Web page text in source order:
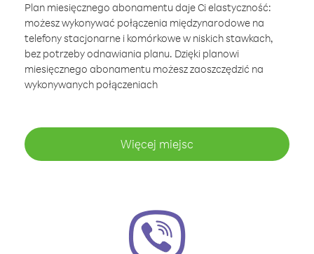
Plan miesięcznego abonamentu daje Ci elastyczność:
możesz wykonywać połączenia międzynarodowe na
telefony stacjonarne i komórkowe w niskich stawkach,
bez potrzeby odnawiania planu. Dzięki planowi
miesięcznego abonamentu możesz zaoszczędzić na
wykonywanych połączeniach
Więcej miejsc